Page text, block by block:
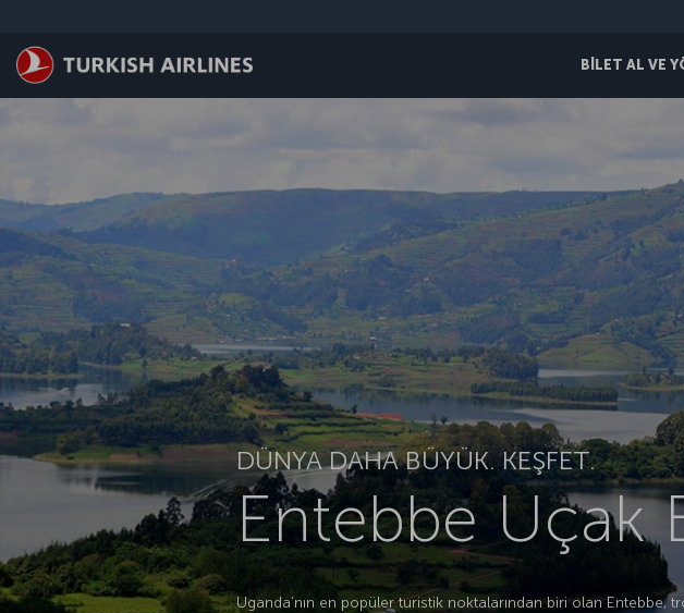
BİLET AL VE
DÜNYA DAHA BÜYÜK. KEŞFET.
Entebbe Uçak
Uganda’nın en popüler turistik noktalarından biri olan Entebbe,